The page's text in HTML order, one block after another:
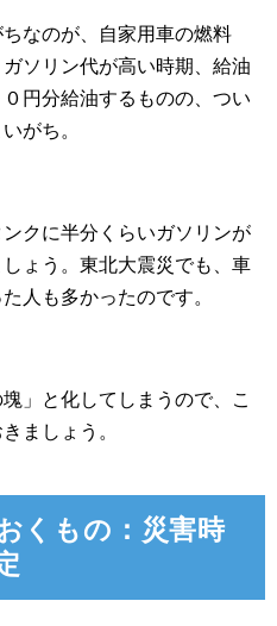
なのが、自家用車の燃料
ソリン代が高い時期、給油
円分給油するものの、つい
がち。
クに半分くらいガソリンが
ょう。東北大震災でも、車
人も多かったのです。
」と化してしまうので、こ
ましょう。
くもの：災害時